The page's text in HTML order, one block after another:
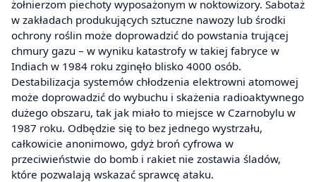
żołnierzom piechoty wyposażonym w noktowizory. Sabotaż
w zakładach produkujących sztuczne nawozy lub środki
ochrony roślin może doprowadzić do powstania trującej
chmury gazu – w wyniku katastrofy w takiej fabryce w
Indiach w 1984 roku zginęło blisko 4000 osób.
Destabilizacja systemów chłodzenia elektrowni atomowej
może doprowadzić do wybuchu i skażenia radioaktywnego
dużego obszaru, tak jak miało to miejsce w Czarnobylu w
1987 roku. Odbędzie się to bez jednego wystrzału,
całkowicie anonimowo, gdyż broń cyfrowa w
przeciwieństwie do bomb i rakiet nie zostawia śladów,
które pozwalają wskazać sprawcę ataku.